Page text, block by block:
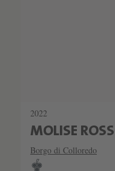
2022
MOLISE
Borgo di Colloredo